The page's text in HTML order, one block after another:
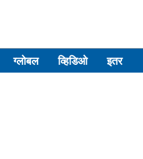
ग्लोबल व्हिडिओ इतर